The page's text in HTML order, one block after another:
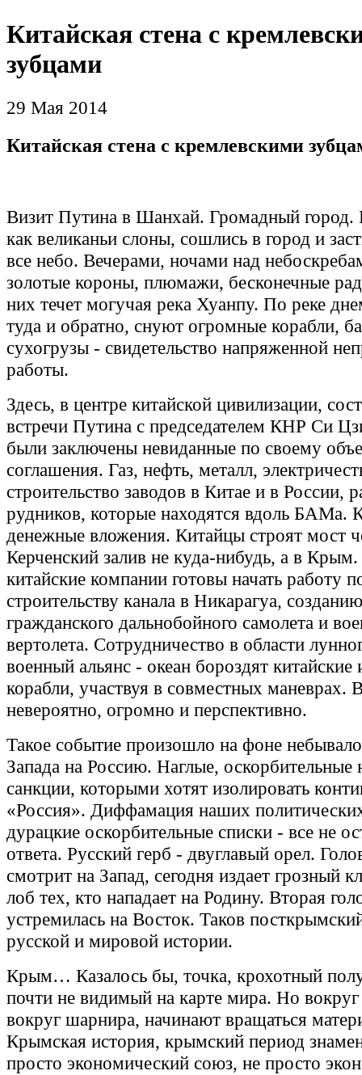
Китайская стена с
зубцами
29 Мая 2014
Китайская стена с кремлевскими
Визит Путина в Шанхай. Громадный город.
как великаньи слоны, сошлись в город и
все небо. Вечерами, ночами над
золотые короны, плюмажи, бесконечные
них течет могучая река Хуанпу. По реке
туда и обратно, снуют огромные корабли,
сухогрузы - свидетельство напряженной
работы.
Здесь, в центре китайской цивилизации,
встречи Путина с председателем КНР Си
были заключены невиданные по своему
соглашения. Газ, нефть, металл,
строительство заводов в Китае и в России,
рудников, которые находятся вдоль БАМа.
денежные вложения. Китайцы строят мост
Керченский залив не куда-нибудь, а в
китайские компании готовы начать работу
строительству канала в Никарагуа, созданию
гражданского дальнобойного самолета и
вертолета. Сотрудничество в области
военный альянс - океан бороздят китайские
корабли, участвуя в совместных маневрах.
невероятно, огромно и перспективно.
Такое событие произошло на фоне
Запада на Россию. Наглые, оскорбительные
санкции, которыми хотят изолировать
«Россия». Диффамация наших
дурацкие оскорбительные списки - все не
ответа. Русский герб - двуглавый орел.
смотрит на Запад, сегодня издает грозный
лоб тех, кто нападает на Родину. Вторая
устремилась на Восток. Таков
русской и мировой истории.
Крым… Казалось бы, точка, крохотный
почти не видимый на карте мира. Но вокруг
вокруг шарнира, начинают вращаться
Крымская история, крымский период
просто экономический союз, не просто